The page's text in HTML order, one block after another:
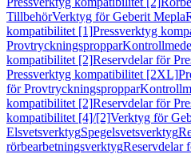
TillbehörVerktyg för Geberit Mepla
kompatibilitet [1]Pressverktyg
Provtryckningsproppar
kompatibilitet [2]Reservdelar för
Pressverktyg kompatibilitet [2XL]
för Provtryckningsproppar
kompatibilitet [2]Reservdelar för
kompatibilitet [4]/[2]Verktyg för
ElsvetsverktygSpegelsvetsverktyg
rörbearbetningsverktygReservdelar